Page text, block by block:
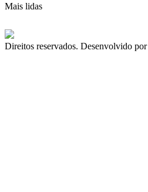
Mais lidas
Direitos reservados. Desenvolvido por